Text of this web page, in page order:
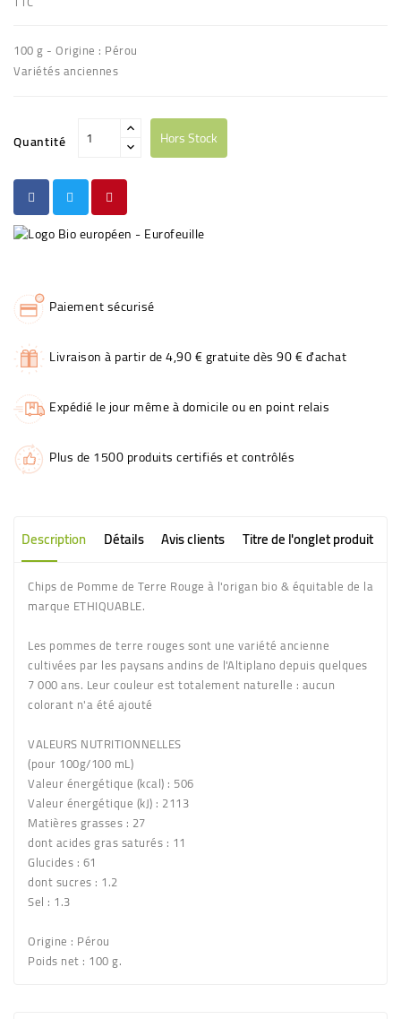
100 g - Origine : Pérou
Variétés anciennes
Quantité Hors Stock
Paiement sécurisé
Livraison à partir de 4,90 € gratuite dès 90 € d'achat
Expédié le jour même à domicile ou en point relais
Plus de 1500 produits certifiés et contrôlés
Description Détails Avis clients Titre de l'onglet produit
Chips de Pomme de Terre Rouge à l'origan bio & équitable de la
marque ETHIQUABLE.
Les pommes de terre rouges sont une variété ancienne
cultivées par les paysans andins de l'Altiplano depuis quelques
7 000 ans. Leur couleur est totalement naturelle : aucun
colorant n'a été ajouté
VALEURS NUTRITIONNELLES
(pour 100g/100 mL)
Valeur énergétique (kcal) : 506
Valeur énergétique (kJ) : 2113
Matières grasses : 27
dont acides gras saturés : 11
Glucides : 61
dont sucres : 1.2
Sel : 1.3
Origine : Pérou
Poids net : 100 g.